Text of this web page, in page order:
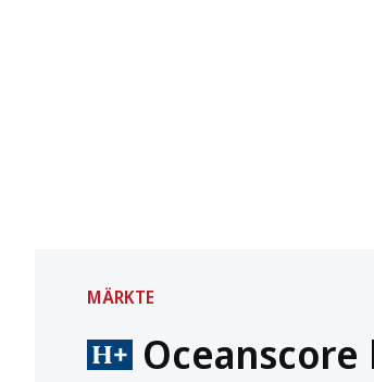
MÄRKTE